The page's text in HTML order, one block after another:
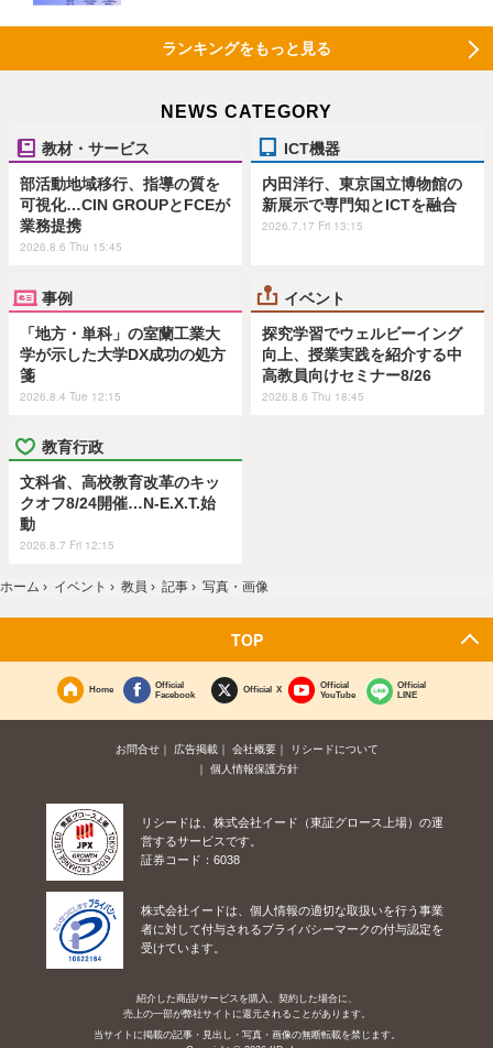
ランキングをもっと見る
NEWS CATEGORY
教材・サービス
部活動地域移行、指導の質を
可視化…CIN GROUPとFCEが
業務提携
2026.8.6 Thu 15:45
ICT機器
内田洋行、東京国立博物館の
新展示で専門知とICTを融合
2026.7.17 Fri 13:15
事例
「地方・単科」の室蘭工業大
学が示した大学DX成功の処方
箋
2026.8.4 Tue 12:15
イベント
探究学習でウェルビーイング
向上、授業実践を紹介する中
高教員向けセミナー8/26
2026.8.6 Thu 18:45
教育行政
文科省、高校教育改革のキッ
クオフ8/24開催…N-E.X.T.始
動
2026.8.7 Fri 12:15
ホーム › イベント › 教員 › 記事 › 写真・画像
TOP
Home
Official
Facebook
Official X
Official
YouTube
Official
LINE
お問合せ 広告掲載 会社概要
リシードについて
個人情報保護方針
リシードは、株式会社イード（東証グロース上場）の運
営するサービスです。
証券コード：6038
株式会社イードは、個人情報の適切な取扱いを行う事業
者に対して付与されるプライバシーマークの付与認定を
受けています。
紹介した商品/サービスを購入、契約した場合に、
売上の一部が弊社サイトに還元されることがあります。
当サイトに掲載の記事・見出し・写真・画像の無断転載を禁じます。